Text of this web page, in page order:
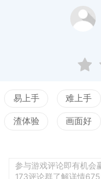
易上手 难上手
渣体验 画面好
参与游戏评论即有机会
173评论群了解详情